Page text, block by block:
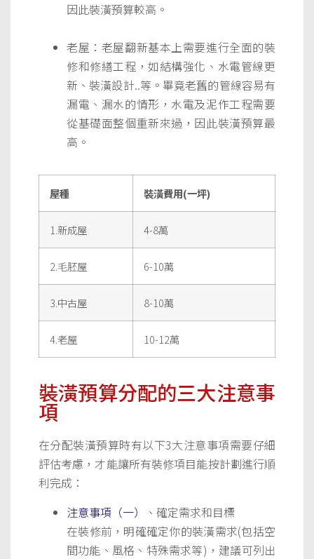
因此裝潢預算較高。
老屋：老屋翻新基本上需要進行全面的裝
修和修繕工程，如結構強化、水電管線更
新、裝潢設計..等。畢竟老舊的管線容易有
漏電、漏水的情形，水電及泥作工程需要
從基礎面整個重新來過，因此裝潢預算最
高。
屋種 裝潢費用(一坪)
1.新成屋 4-8萬
2.毛胚屋 6-10萬
3.中古屋 8-10萬
4.老屋 10-12萬
裝潢預算分配的三大注意事
項
在分配裝潢預算時有以下3大注意事項需要仔細
評估考慮，才能讓所有裝修項目能按計劃進行順
利完成：
注意事項（一）
、確定需求和目標
在裝修前，明確確定你的裝潢需求(包括空
間功能、風格、特殊需求等)，建議可列出